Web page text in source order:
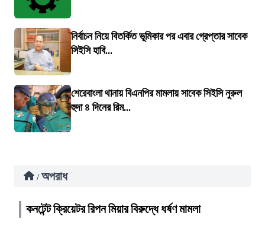
নির্বাচন নিয়ে বিতর্কিত ভূমিকার পর এবার গ্রেপ্তার সাবেক
সিইসি হাবি...
শেরেবাংলা থানায় বিএনপির মামলায় সাবেক সিইসি নুরুল
হুদা ৪ দিনের রিম...
/ অপরাধ
কনটেন্ট ক্রিয়েটর রিপন মিয়ার বিরুদ্ধে ধর্ষণ মামলা